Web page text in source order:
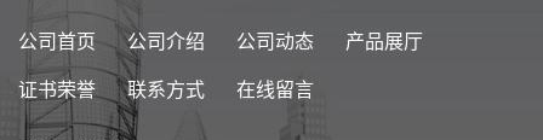
公司首页 公司介绍 公司动态 产品展厅
证书荣誉 联系方式 在线留言